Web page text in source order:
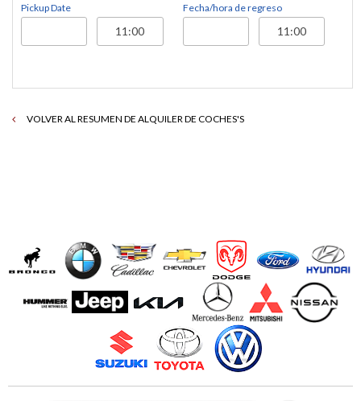
Pickup Date Fecha/hora de regreso
VOLVER AL RESUMEN DE ALQUILER DE COCHES'S